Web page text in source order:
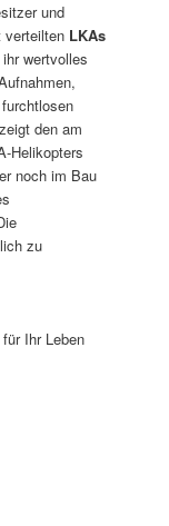
und
verteilten LKAs
wertvolles
den am
Helikopters
noch im Bau
zu